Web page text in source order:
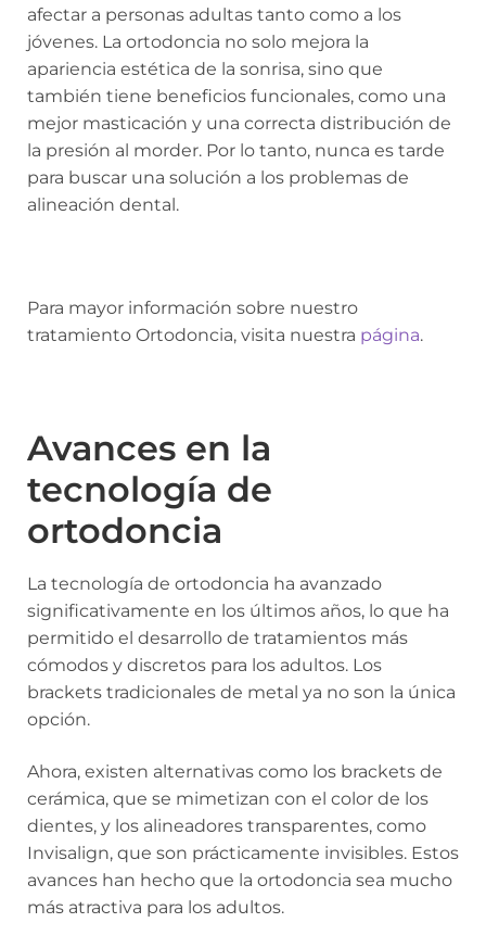
afectar a personas adultas tanto como a los
jóvenes. La ortodoncia no solo mejora la
apariencia estética de la sonrisa, sino que
también tiene beneficios funcionales, como una
mejor masticación y una correcta distribución de
la presión al morder. Por lo tanto, nunca es tarde
para buscar una solución a los problemas de
alineación dental.
Para mayor información sobre nuestro
tratamiento Ortodoncia, visita nuestra página.
Avances en la
tecnología de
ortodoncia
La tecnología de ortodoncia ha avanzado
significativamente en los últimos años, lo que ha
permitido el desarrollo de tratamientos más
cómodos y discretos para los adultos. Los
brackets tradicionales de metal ya no son la única
opción.
Ahora, existen alternativas como los brackets de
cerámica, que se mimetizan con el color de los
dientes, y los alineadores transparentes, como
Invisalign, que son prácticamente invisibles. Estos
avances han hecho que la ortodoncia sea mucho
más atractiva para los adultos.